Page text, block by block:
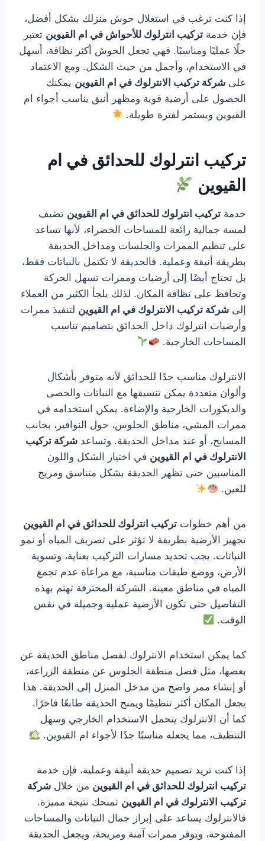
إذا كنت ترغب في استغلال حوش منزلك بشكل أفضل،
فإن خدمة تركيب انترلوك للأحواش في ام القيوين تعتبر
حلًا عمليًا ومناسبًا. فهي تجعل الحوش أكثر نظافة، أسهل
في الاستخدام، وأجمل من حيث الشكل. ومع الاعتماد
على شركة تركيب الانترلوك في ام القيوين يمكنك
الحصول على أرضية قوية ومظهر أنيق يناسب أجواء ام
القيوين ويستمر لفترة طويلة.
تركيب انترلوك للحدائق في ام
القيوين
خدمة تركيب انترلوك للحدائق في ام القيوين تضيف
لمسة جمالية رائعة للمساحات الخضراء، لأنها تساعد
على تنظيم الممرات والجلسات ومداخل الحديقة
بطريقة أنيقة وعملية. فالحديقة لا تكتمل بالنباتات فقط،
بل تحتاج أيضًا إلى أرضيات وممرات تسهل الحركة
وتحافظ على نظافة المكان. لذلك يلجأ الكثير من العملاء
إلى شركة تركيب الانترلوك في ام القيوين لتنفيذ ممرات
وأرضيات انترلوك داخل الحدائق بتصاميم تناسب
المساحات الخارجية.
الانترلوك مناسب جدًا للحدائق لأنه متوفر بأشكال
وألوان متعددة يمكن تنسيقها مع النباتات والحصى
والديكورات الخارجية والإضاءة. يمكن استخدامه في
ممرات المشي، مناطق الجلوس، حول النوافير، بجانب
المسابح، أو عند مداخل الحديقة. وتساعد شركة تركيب
الانترلوك في ام القيوين في اختيار الشكل واللون
المناسبين حتى تظهر الحديقة بشكل متناسق ومريح
للعين.
من أهم خطوات تركيب انترلوك للحدائق في ام القيوين
تجهيز الأرضية بطريقة لا تؤثر على تصريف المياه أو نمو
النباتات. يجب تحديد مسارات التركيب بعناية، وتسوية
الأرض، ووضع طبقات مناسبة، مع مراعاة عدم تجمع
المياه في مناطق معينة. الشركة المحترفة تهتم بهذه
التفاصيل حتى تكون الأرضية عملية وجميلة في نفس
الوقت.
كما يمكن استخدام الانترلوك لفصل مناطق الحديقة عن
بعضها، مثل فصل منطقة الجلوس عن منطقة الزراعة،
أو إنشاء ممر واضح من مدخل المنزل إلى الحديقة. هذا
يجعل المكان أكثر تنظيمًا ويمنح الحديقة طابعًا فاخرًا.
كما أن الانترلوك يتحمل الاستخدام الخارجي وسهل
التنظيف، مما يجعله مناسبًا جدًا لأجواء ام القيوين.
إذا كنت تريد تصميم حديقة أنيقة وعملية، فإن خدمة
تركيب انترلوك للحدائق في ام القيوين من خلال شركة
تركيب الانترلوك في ام القيوين تمنحك نتيجة مميزة.
فالانترلوك يساعد على إبراز جمال النباتات والمساحات
المفتوحة، ويوفر ممرات آمنة ومريحة، ويجعل الحديقة